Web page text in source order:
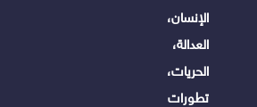
الإنسان،
العدالة،
الحريات،
تطورات